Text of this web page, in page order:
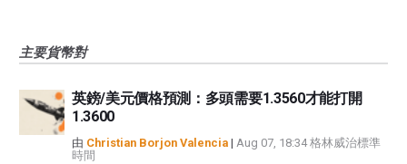
主要貨幣對
英鎊/美元價格預測：多頭需要1.3560才能打開
1.3600
由 Christian Borjon Valencia | Aug 07, 18:34 格林威治標準
時間